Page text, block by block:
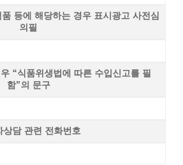
등에 해당하는 경우 표시광고 사전심
의필
“식품위생법에 따른 수입신고를 필
함”의 문구
상담 관련 전화번호